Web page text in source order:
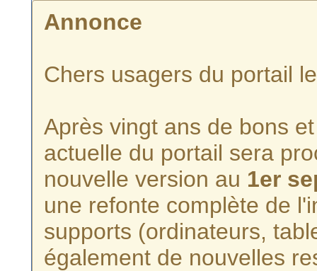
Annonce
Chers usagers du portail
Après vingt ans de bons
actuelle du portail sera
nouvelle version au 1er
une refonte complète de
supports (ordinateurs,
également de nouvelles